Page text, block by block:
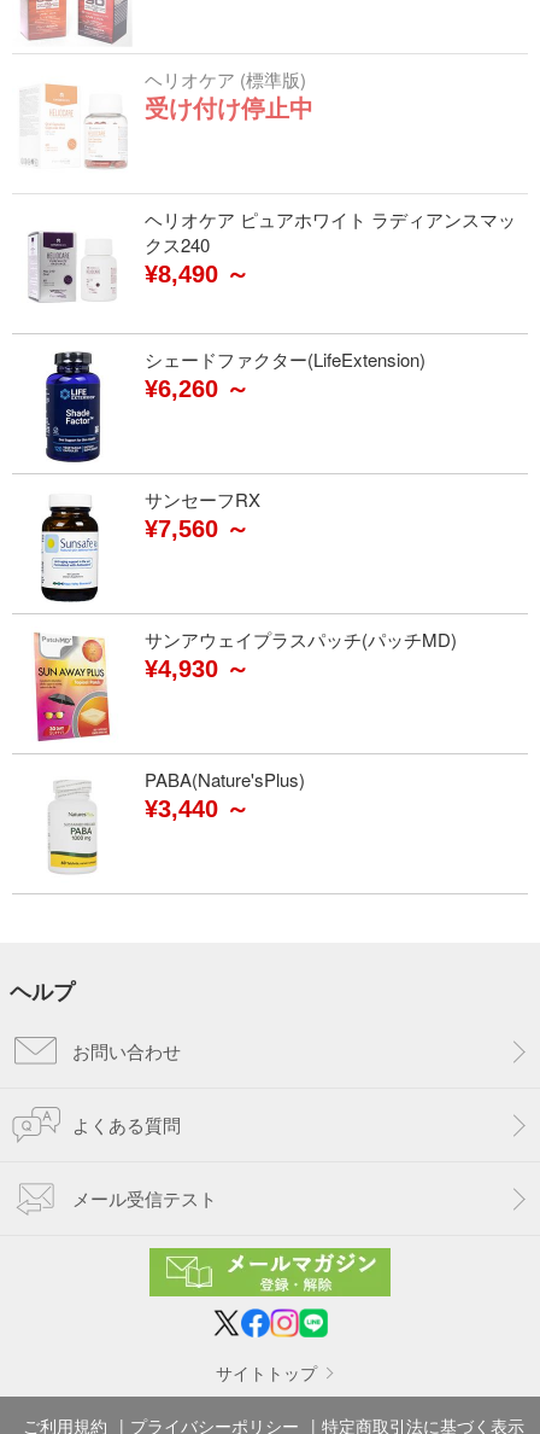
ヘリオケア (標準版)
受け付け停止中
ヘリオケア ピュアホワイト ラディアンスマッ
クス240
¥8,490 ～
シェードファクター(LifeExtension)
¥6,260 ～
サンセーフRX
¥7,560 ～
サンアウェイプラスパッチ(パッチMD)
¥4,930 ～
PABA(Nature'sPlus)
¥3,440 ～
ヘルプ
お問い合わせ
よくある質問
メール受信テスト
サイトトップ
ご利用規約 プライバシーポリシー 特定商取引法に基づく表示